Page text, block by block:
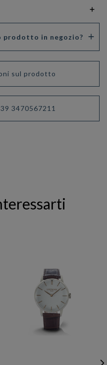
prodotto in negozio?
sul prodotto
3470567211